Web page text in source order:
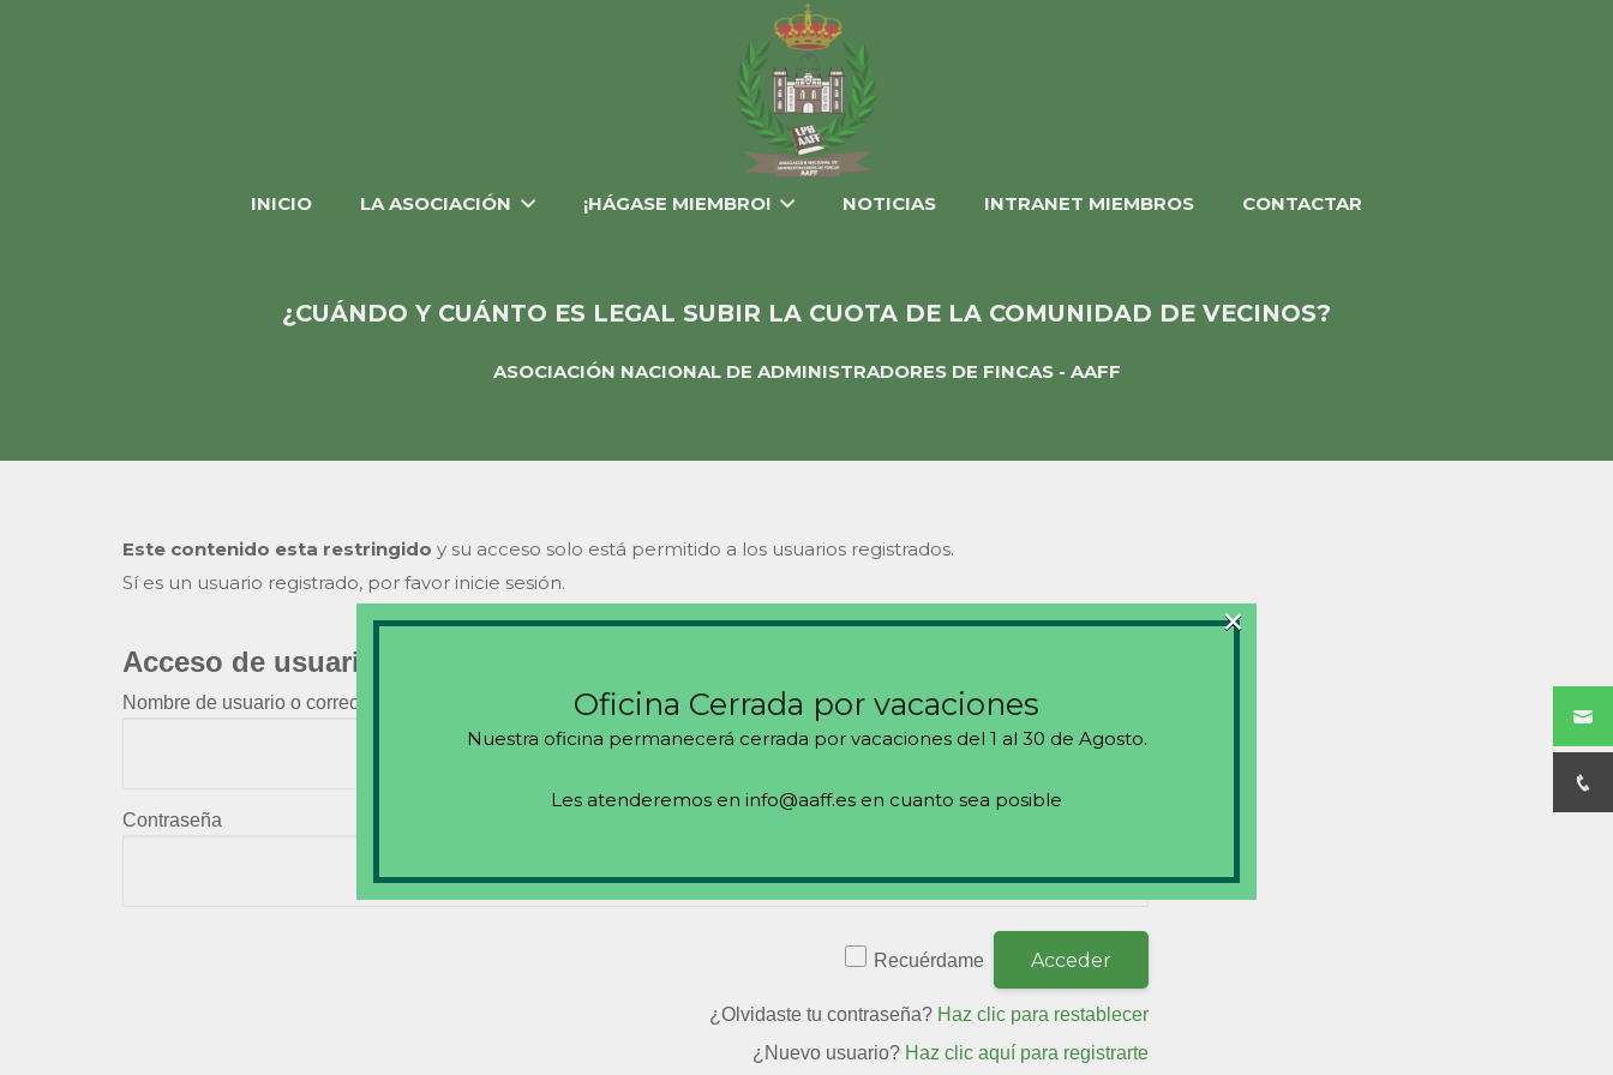
INICIO LA ASOCIACIÓN ¡HÁGASE MIEMBRO! NOTICIAS INTRANET MIEMBROS CONTACTAR
¿CUÁNDO Y CUÁNTO ES LEGAL SUBIR LA CUOTA DE LA COMUNIDAD DE VECINOS?
ASOCIACIÓN NACIONAL DE ADMINISTRADORES DE FINCAS - AAFF
Este contenido esta restringido y su acceso solo está permitido a los usuarios registrados.
Sí es un usuario registrado, por favor inicie sesión.
Acceso de usuarios existentes
Nombre de usuario o correo electrónico
Contraseña
Recuérdame
¿Olvidaste tu contraseña? Haz clic para restablecer
¿Nuevo usuario? Haz clic aquí para registrarte
Oficina Cerrada por vacaciones
Nuestra oficina permanecerá cerrada por vacaciones del 1 al 30 de Agosto.
Les atenderemos en info@aaff.es en cuanto sea posible
×